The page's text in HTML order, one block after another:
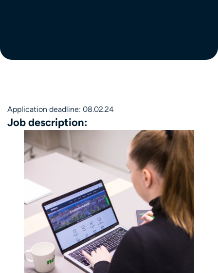
Application deadline: 08.02.24
Job description: